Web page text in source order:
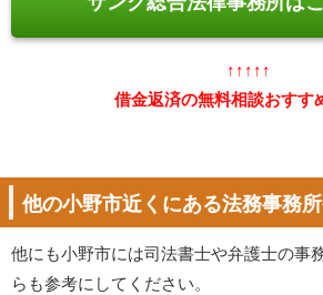
↑↑↑↑↑
借金返済の無料相談おすす
他の小野市近くにある法務事務
他にも小野市には司法書士や弁護士の事
らも参考にしてください。